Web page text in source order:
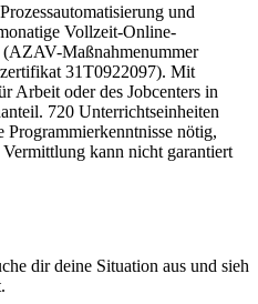
und
Vollzeit-Online-
Maßnahmenummer
31T0922097). Mit
Arbeit oder des Jobcenters in
720 Unterrichtseinheiten
nötig,
kann nicht garantiert
dir deine Situation aus und sieh